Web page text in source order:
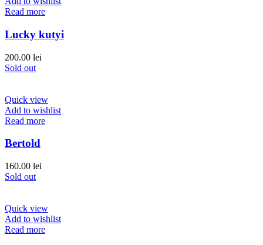
Read more
Lucky kutyi
200.00 lei
Sold out
Quick view
Add to wishlist
Read more
Bertold
160.00 lei
Sold out
Quick view
Add to wishlist
Read more